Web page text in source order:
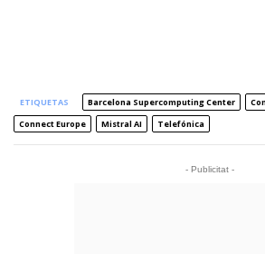
ETIQUETAS Barcelona Supercomputing Center
Connect Europe
Mistral AI Telefónica
- Publicitat -